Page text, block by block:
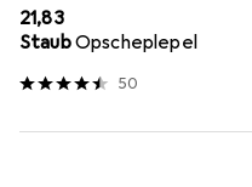
EUR
21,83
StaubOpscheplepel
50